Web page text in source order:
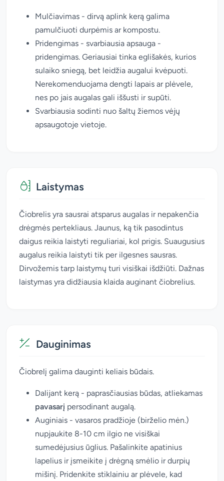
Mulčiavimas - dirvą aplink kerą galima
pamulčiuoti durpėmis ar kompostu.
Pridengimas - svarbiausia apsauga -
pridengimas. Geriausiai tinka eglišakės, kurios
sulaiko sniegą, bet leidžia augalui kvėpuoti.
Nerekomenduojama dengti lapais ar plėvele,
nes po jais augalas gali iššusti ir supūti.
Svarbiausia sodinti nuo šaltų žiemos vėjų
apsaugotoje vietoje.
Laistymas
Čiobrelis yra sausrai atsparus augalas ir nepakenčia
drėgmės pertekliaus. Jaunus, ką tik pasodintus
daigus reikia laistyti reguliariai, kol prigis. Suaugusius
augalus reikia laistyti tik per ilgesnes sausras.
Dirvožemis tarp laistymų turi visiškai išdžiūti. Dažnas
laistymas yra didžiausia klaida auginant čiobrelius.
Dauginimas
Čiobrelį galima dauginti keliais būdais.
Dalijant kerą - paprasčiausias būdas, atliekamas
pavasarį persodinant augalą.
Auginiais - vasaros pradžioje (birželio mėn.)
nupjaukite 8-10 cm ilgio ne visiškai
sumedėjusius ūglius. Pašalinkite apatinius
lapelius ir įsmeikite į drėgną smėlio ir durpių
mišinį. Pridenkite stiklainiu ar plėvele, kad